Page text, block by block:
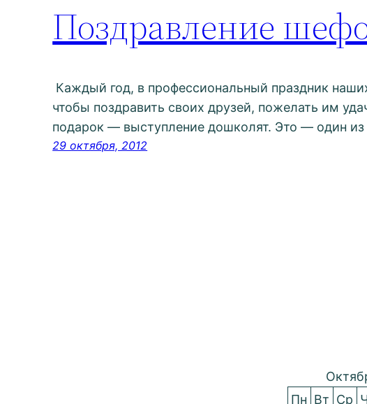
Поздравление
Каждый год, в профессиональный праздник
чтобы поздравить своих друзей, пожелать им
подарок — выступление дошколят. Это — один из
29 октября, 2012
Пн Вт Ср